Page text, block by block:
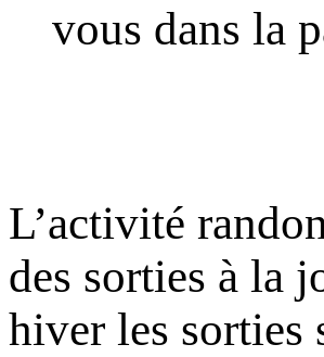
vous dans la
L’activité
des sorties à la
hiver les sorties